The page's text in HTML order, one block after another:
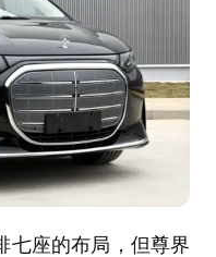
七座的布局，但尊界